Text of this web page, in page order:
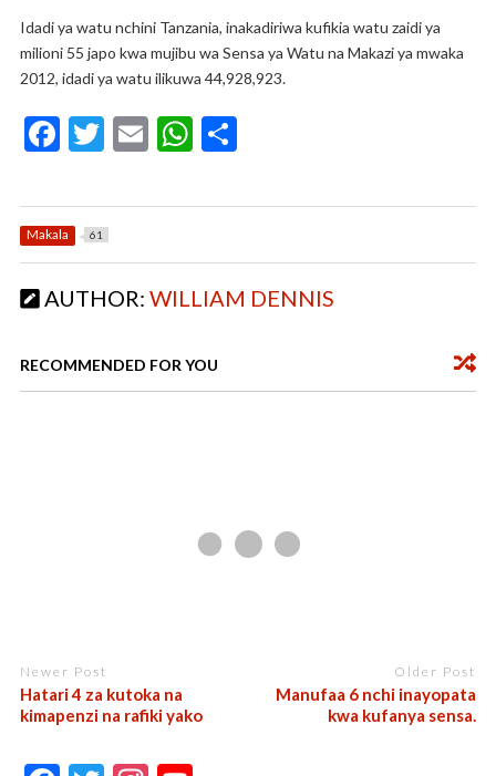
Idadi ya watu nchini Tanzania, inakadiriwa kufikia watu zaidi ya
milioni 55 japo kwa mujibu wa Sensa ya Watu na Makazi ya mwaka
2012, idadi ya watu ilikuwa 44,928,923.
F
e
b
o
o
T
itt
er
E
ai
W
at
A
p
S
ar
Makala 61
AUTHOR: WILLIAM DENNIS
RECOMMENDED FOR YOU
Newer Post
Hatari 4 za kutoka na
kimapenzi na rafiki yako
Older Post
Manufaa 6 nchi inayopata
kwa kufanya sensa.